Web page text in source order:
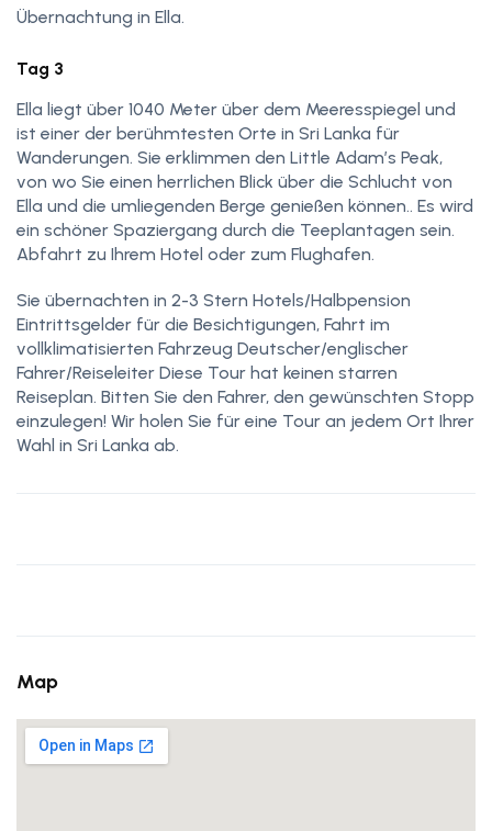
Übernachtung in Ella.
Tag 3
Ella liegt über 1040 Meter über dem Meeresspiegel und
ist einer der berühmtesten Orte in Sri Lanka für
Wanderungen. Sie erklimmen den Little Adam’s Peak,
von wo Sie einen herrlichen Blick über die Schlucht von
Ella und die umliegenden Berge genießen können.. Es wird
ein schöner Spaziergang durch die Teeplantagen sein.
Abfahrt zu Ihrem Hotel oder zum Flughafen.
Sie übernachten in 2-3 Stern Hotels/Halbpension
Eintrittsgelder für die Besichtigungen, Fahrt im
vollklimatisierten Fahrzeug Deutscher/englischer
Fahrer/Reiseleiter Diese Tour hat keinen starren
Reiseplan. Bitten Sie den Fahrer, den gewünschten Stopp
einzulegen! Wir holen Sie für eine Tour an jedem Ort Ihrer
Wahl in Sri Lanka ab.
Map